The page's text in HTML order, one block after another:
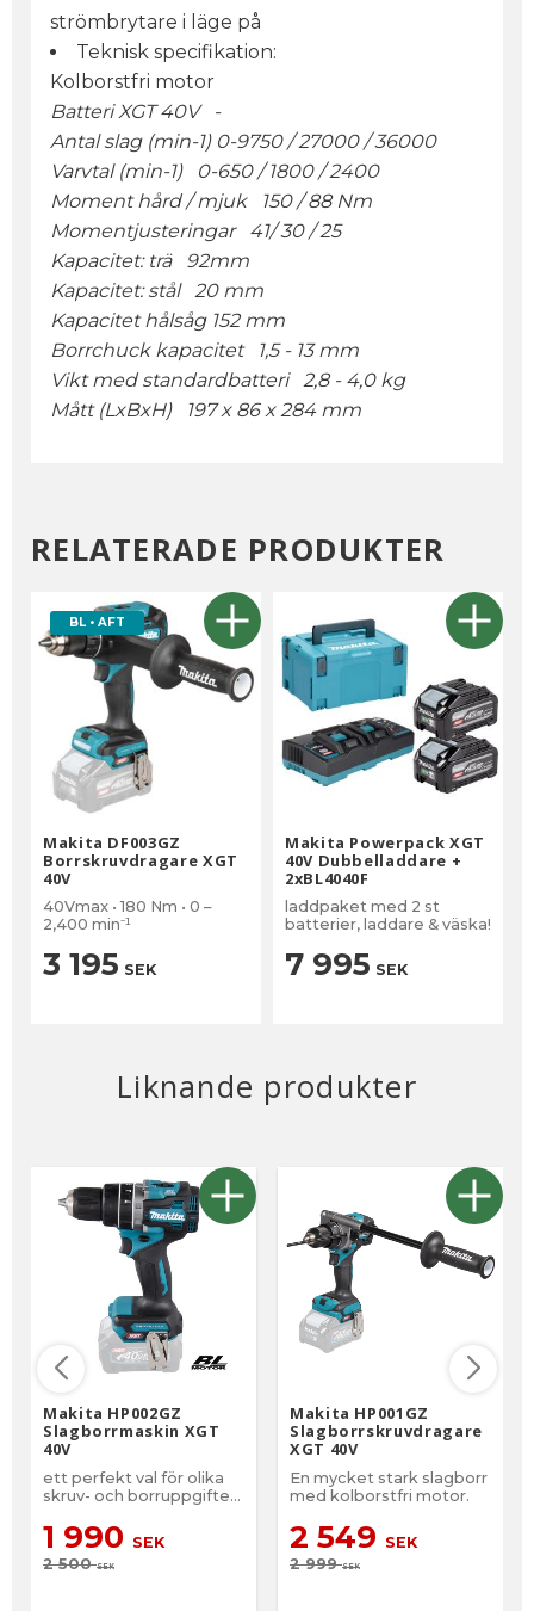
strömbrytare i läge på
Teknisk specifikation:
Kolborstfri motor
Batteri XGT 40V -
Antal slag (min-1) 0-9750 / 27000 / 36000
Varvtal (min-1) 0-650 / 1800 / 2400
Moment hård / mjuk 150 / 88 Nm
Momentjusteringar 41/ 30 / 25
Kapacitet: trä 92mm
Kapacitet: stål 20 mm
Kapacitet hålsåg 152 mm
Borrchuck kapacitet 1,5 - 13 mm
Vikt med standardbatteri 2,8 - 4,0 kg
Mått (LxBxH) 197x 86 x 284 mm
RELATERADE PRODUKTER
Makita DF003GZ
Borrskruvdragare XGT
40V
40Vmax • 180 Nm • 0 –
2,400 min⁻¹
3 195 SEK
BL • AFT
Makita Powerpack XGT
40V Dubbelladdare +
2xBL4040F
laddpaket med 2 st
batterier, laddare & väska!
7 995 SEK
Liknande produkter
Makita HP002GZ
Slagborrmaskin XGT
40V
ett perfekt val för olika
skruv- och borruppgifter
1 990 SEK
2 500SEK
Makita HP001GZ
Slagborrskruvdragare
XGT 40V
En mycket stark slagborr
med kolborstfri motor.
2 549 SEK
2 999SEK